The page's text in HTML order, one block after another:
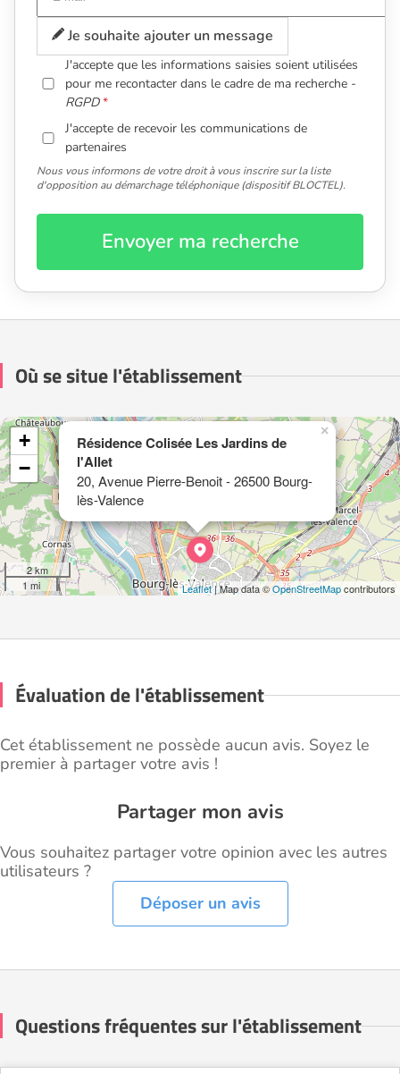
Je souhaite ajouter un message
J'accepte que les informations saisies soient utilisées
pour me recontacter dans le cadre de ma recherche -
RGPD
J'accepte de recevoir les communications de
partenaires
Nous vous informons de votre droit à vous inscrire sur la liste
d'opposition au démarchage téléphonique (dispositif BLOCTEL).
Envoyer ma recherche
Où se situe l'établissement
Résidence Colisée Les Jardins de
l'Allet
20, Avenue Pierre-Benoit - 26500 Bourg-
lès-Valence
×
+
−
2 km
1 mi
Leaflet| Map data ©OpenStreetMapcontributors
Évaluation de l'établissement
Cet établissement ne possède aucun avis. Soyez le
premier à partager votre avis !
Partager mon avis
Vous souhaitez partager votre opinion avec les autres
utilisateurs ?
Déposer un avis
Questions fréquentes sur l'établissement